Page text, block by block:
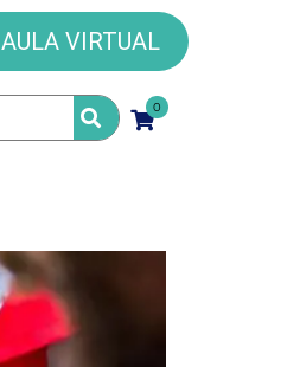
AULA VIRTUAL
0